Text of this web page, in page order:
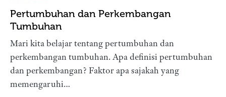
Pertumbuhan dan Perkembangan
Tumbuhan
Mari kita belajar tentang pertumbuhan dan
perkembangan tumbuhan. Apa definisi pertumbuhan
dan perkembangan? Faktor apa sajakah yang
memengaruhi…